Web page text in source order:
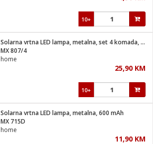
10+
Solarna vrtna LED lampa, metalna, set 4 komada, 200 mAh
MX 807/4
home
25,90 KM
10+
Solarna vrtna LED lampa, metalna, 600 mAh
MX 715D
home
11,90 KM